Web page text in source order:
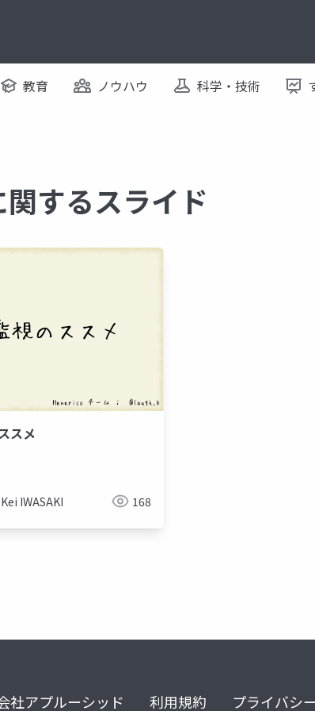
教育 ノウハウ 科学・技術
するスライド
monitoring
スメ
Kei IWASAKI 168
社アプルーシッド 利用規約 プライバシ